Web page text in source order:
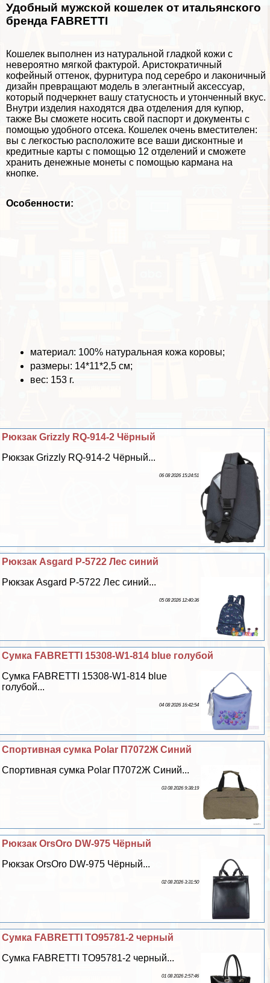
Удобный мужской кошелек от итальянского
бренда FABRETTI
Кошелек выполнен из натуральной гладкой кожи с
невероятно мягкой фактурой. Аристократичный
кофейный оттенок, фурнитура под серебро и лаконичный
дизайн превращают модель в элегантный аксессуар,
который подчеркнет вашу статусность и утонченный вкус.
Внутри изделия находятся два отделения для купюр,
также Вы сможете носить свой паспорт и документы с
помощью удобного отсека. Кошелек очень вместителен:
вы с легкостью расположите все ваши дисконтные и
кредитные карты с помощью 12 отделений и сможете
хранить денежные монеты с помощью кармана на
кнопке.
Особенности:
материал: 100% натуральная кожа коровы;
размеры: 14*11*2,5 см;
вес: 153 г.
Рюкзак Grizzly RQ-914-2 Чёрный
Рюкзак Grizzly RQ-914-2 Чёрный...
06 08 2026 15:24:51
Рюкзак Asgard Р-5722 Лес синий
Рюкзак Asgard Р-5722 Лес синий...
05 08 2026 12:40:36
Сумка FABRETTI 15308-W1-814 blue гoлyбой
Сумка FABRETTI 15308-W1-814 blue
гoлyбой...
04 08 2026 16:42:54
Спортивная сумка Polar П7072Ж Синий
Спортивная сумка Polar П7072Ж Синий...
03 08 2026 9:38:19
Рюкзак OrsOro DW-975 Чёрный
Рюкзак OrsOro DW-975 Чёрный...
02 08 2026 3:31:50
Сумка FABRETTI TO95781-2 черный
Сумка FABRETTI TO95781-2 черный...
01 08 2026 2:57:46